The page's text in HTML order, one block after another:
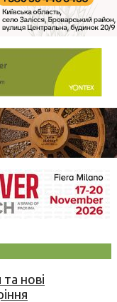
нові